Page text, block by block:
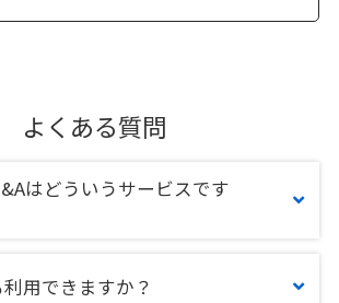
よくある質問
はどういうサービスです
用できますか？